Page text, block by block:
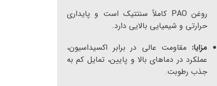
روغن PAO کاملاً سنتتیک است و پایداری
حرارتی و شیمیایی بالایی دارد.
مزایا: مقاومت عالی در برابر اکسیداسیون،
عملکرد در دماهای بالا و پایین، تمایل کم به
جذب رطوبت.